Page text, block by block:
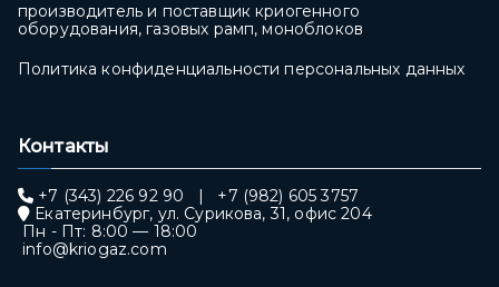
производитель и поставщик криогенного
оборудования, газовых рамп, моноблоков
Политика конфиденциальности персональных данных
Контакты
+7 (343) 226 92 90
+7 (982) 605 3757
Екатеринбург, ул. Сурикова, 31, офис 204
Пн - Пт: 8:00 — 18:00
info@kriogaz.com